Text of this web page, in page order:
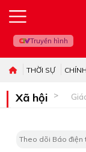
Truyền hình
THỜI SỰ
Xã hội
Theo dõi Báo điện